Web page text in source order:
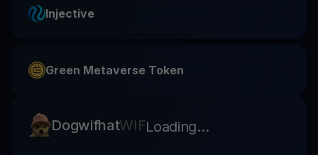
Injective
Green Metaverse Token
DogwifhatWIFLoading...